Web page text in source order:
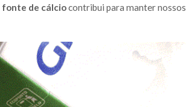
fonte de cálciocontribui para manter nossos